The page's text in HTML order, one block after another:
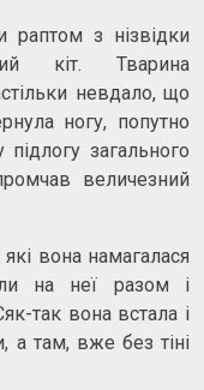
раптом з нізвідки
кіт. Тварина
невдало, що
ногу, попутно
загального
величезний
вона намагалася
на неї разом і
так вона встала і
там, вже без тіні